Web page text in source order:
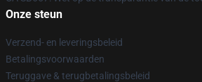
Onze steun
Verzend- en leveringsbeleid
Betalingsvoorwaarden
Teruggave & terugbetalingsbeleid